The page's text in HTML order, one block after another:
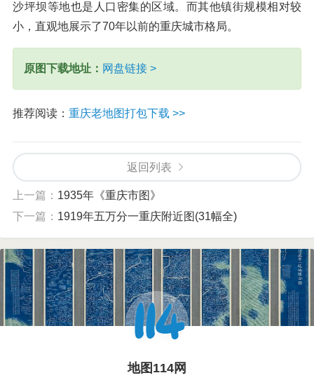
沙坪坝等地也是人口密集的区域。而其他镇街规模相对较
小，直观地展示了70年以前的重庆城市格局。
原图下载地址： 网盘链接 >
推荐阅读： 重庆老地图打包下载 >>
返回列表
上一篇： 1935年《重庆市图》
下一篇： 1919年五万分一重庆附近图(31幅全)
地图114网